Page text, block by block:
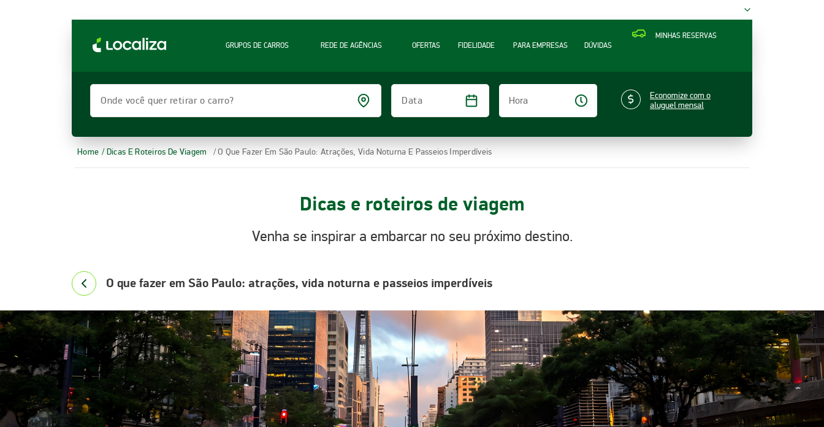
MINHAS RESERVAS
GRUPOS DE CARROS
REDE DE AGÊNCIAS OFERTAS FIDELIDADE PARA EMPRESAS DÚVIDAS
Onde você quer retirar o carro? Data
Hora
Economize com o
aluguel mensal
Home / Dicas E Roteiros De Viagem / O Que Fazer Em São Paulo: Atrações, Vida Noturna E Passeios Imperdíveis
Dicas e roteiros de viagem
Venha se inspirar a embarcar no seu próximo destino.
O que fazer em São Paulo: atrações, vida noturna e passeios imperdíveis